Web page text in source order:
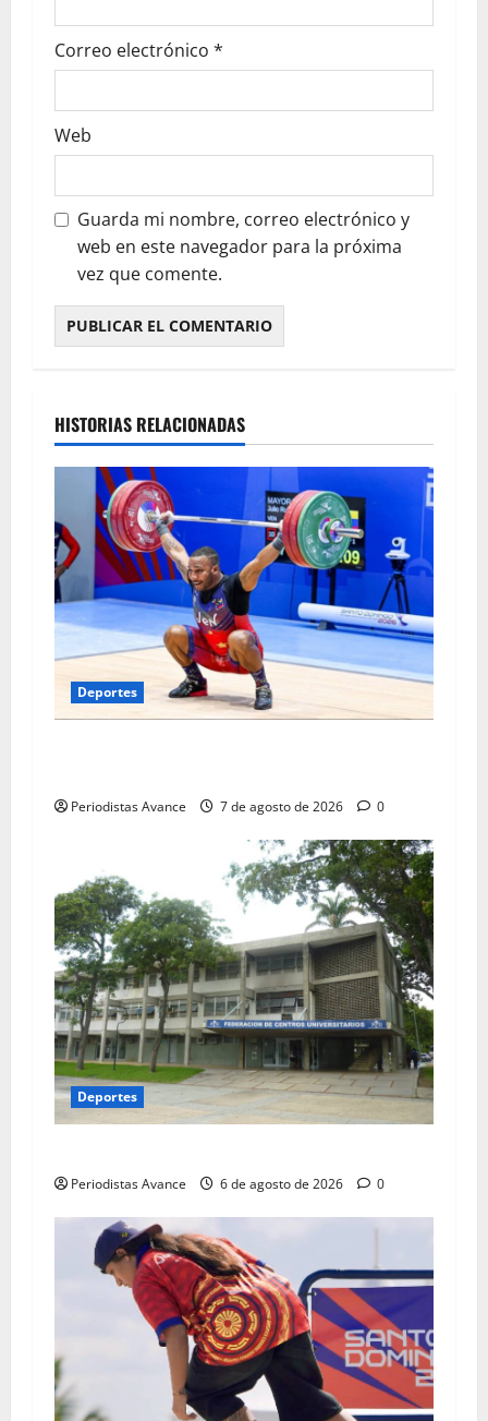
Correo electrónico *
Web
Guarda mi nombre, correo electrónico y
web en este navegador para la próxima
vez que comente.
HISTORIAS RELACIONADAS
Deportes
Periodistas Avance 7 de agosto de 2026 0
Deportes
Periodistas Avance 6 de agosto de 2026 0